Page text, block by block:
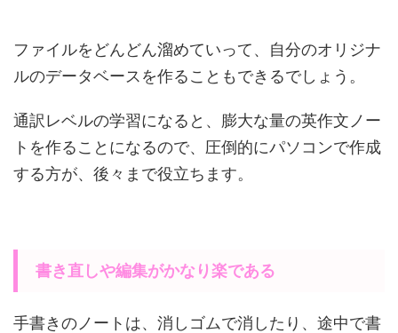
ファイルをどんどん溜めていって、自分のオリジナ
ルのデータベースを作ることもできるでしょう。
通訳レベルの学習になると、膨大な量の英作文ノー
トを作ることになるので、圧倒的にパソコンで作成
する方が、後々まで役立ちます。
書き直しや編集がかなり楽である
手書きのノートは、消しゴムで消したり、途中で書